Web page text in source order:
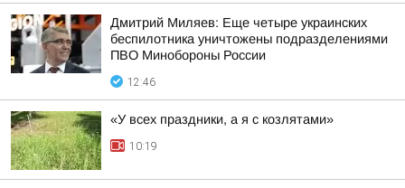
Дмитрий Миляев: Еще четыре украинских
беспилотника уничтожены подразделениями
ПВО Минобороны России
12:46
«У всех праздники, а я с козлятами»
10:19